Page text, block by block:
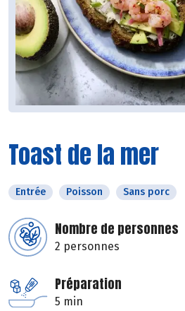
Toast de la mer
Entrée Poisson Sans porc
Nombre de personnes
2 personnes
Préparation
5 min